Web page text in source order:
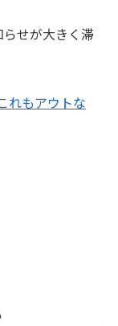
せが大きく滞
れもアウトな